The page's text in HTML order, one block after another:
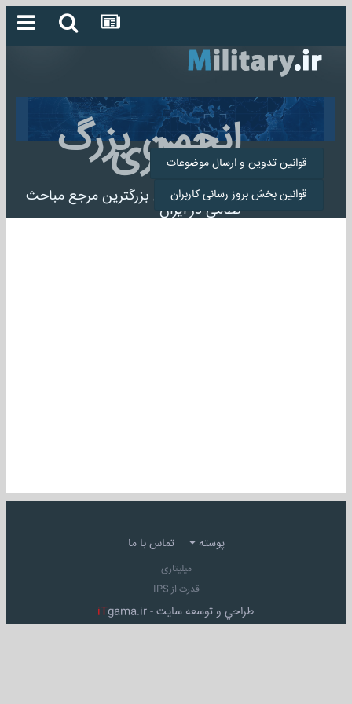
انجمن بزرگ
میلیتاری
انجمن میلیتاری بزرگترین مرجع مباحث
نظامی در ایران
قوانین تدوین و ارسال موضوعات
قوانین بخش بروز رسانی کاربران
پوسته تماس با ما
میلیتاری
قدرت از IPS
طراحي و توسعه سايت - iTgama.ir